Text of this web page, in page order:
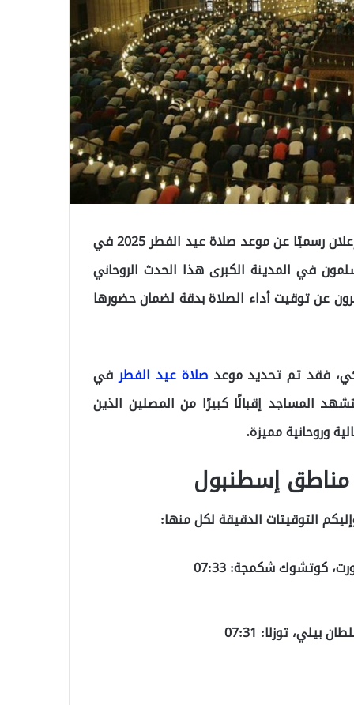
توقيت صلاة العيد في إسطنبول وجميع مناطقها / تم الإعلان رسميًا عن موعد صلاة عيد الفطر 2025 في
في المدينة الكبرى هذا الحدث الروحاني
عن توقيت أداء الصلاة بدقة لضمان حضورها
فقد تم تحديد موعدصلاة عيد الفطرفي
07:32 صباحًا، حيث ستشهد المساجد إقبالًا كبيرًا من المصلين الذين
وروحانية مميزة.
التوقيتات الدقيقة لكل منها:
كوتشوك شكمجة: 07:33
توزلا: 07:31